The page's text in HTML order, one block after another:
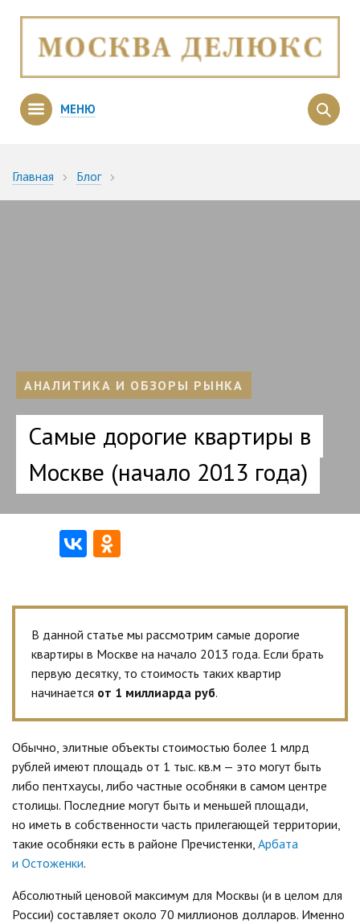
МЕНЮ
Главная Блог
АНАЛИТИКА И ОБЗОРЫ РЫНКА
Самые дорогие квартиры в
Москве (начало 2013 года)
В данной статье мы рассмотрим самые дорогие
квартиры в Москве на начало 2013 года. Если брать
первую десятку, то стоимость таких квартир
начинается от 1 миллиарда руб.
Обычно, элитные объекты стоимостью более 1 млрд
рублей имеют площадь от 1 тыс. кв.м — это могут быть
либо пентхаусы, либо частные особняки в самом центре
столицы. Последние могут быть и меньшей площади,
но иметь в собственности часть прилегающей территории,
такие особняки есть в районе Пречистенки, Арбата
и Остоженки.
Абсолютный ценовой максимум для Москвы (и в целом для
России) составляет около 70 миллионов долларов. Именно